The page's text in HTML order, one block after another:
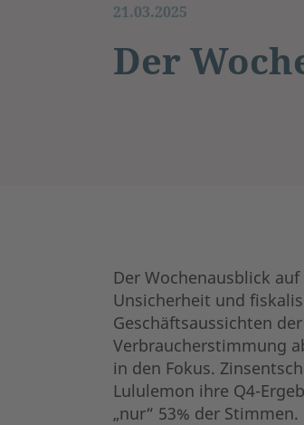
21.03.2025
Der
Der Wochenausblick
Unsicherheit und
Geschäftsaussichten
Verbraucherstimmung
in den Fokus.
Lululemon ihre Q4-
„nur“ 53% der Stimmen.